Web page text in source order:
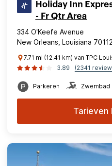
Holiday Inn
- Fr Qtr Area
334 O'Keefe Avenue
New Orleans, Louisiana
7.71 mi (12.41 km) van TPC
3.89
(2341
Parkeren Zwembad
Tarieven